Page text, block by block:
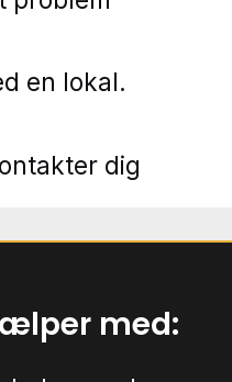
en lokal.
dig
med: